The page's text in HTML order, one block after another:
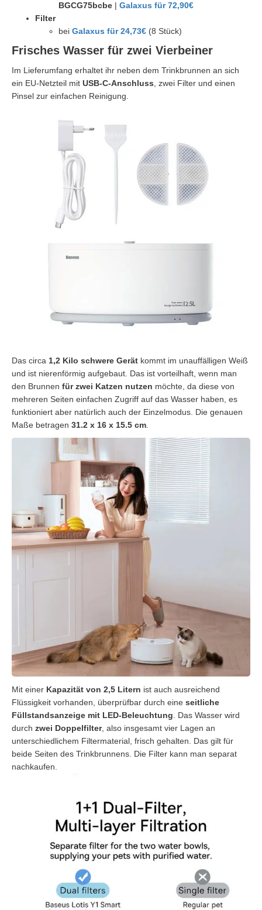
BGCG75bcbe | Galaxus für 72,90€
Filter
bei Galaxus für 24,73€ (8 Stück)
Frisches Wasser für zwei Vierbeiner
Im Lieferumfang erhaltet ihr neben dem Trinkbrunnen an sich
ein EU-Netzteil mit USB-C-Anschluss , zwei Filter und einen
Pinsel zur einfachen Reinigung.
Das circa 1,2 Kilo schwere Gerät kommt im unauffälligen Weiß
und ist nierenförmig aufgebaut. Das ist vorteilhaft, wenn man
den Brunnen für zwei Katzen nutzen möchte, da diese von
mehreren Seiten einfachen Zugriff auf das Wasser haben, es
funktioniert aber natürlich auch der Einzelmodus. Die genauen
Maße betragen 31.2 x 16 x 15.5 cm
Mit einer Kapazität von 2,5 Litern ist auch ausreichend
Flüssigkeit vorhanden, überprüfbar durch eine seitliche
Füllstandsanzeige mit LED-Beleuchtung . Das Wasser wird
durch zwei Doppelfilter, also insgesamt vier Lagen an
unterschiedlichem Filtermaterial, frisch gehalten. Das gilt für
beide Seiten des Trinkbrunnens. Die Filter kann man separat
nachkaufen.